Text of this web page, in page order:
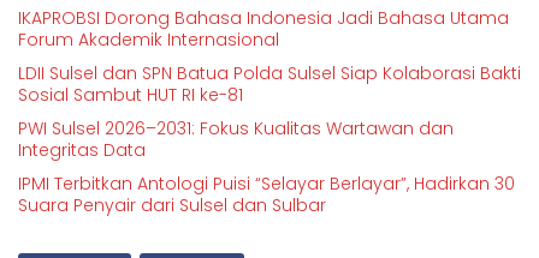
IKAPROBSI Dorong Bahasa Indonesia Jadi Bahasa Utama
Forum Akademik Internasional
LDII Sulsel dan SPN Batua Polda Sulsel Siap Kolaborasi Bakti
Sosial Sambut HUT RI ke-81
PWI Sulsel 2026–2031: Fokus Kualitas Wartawan dan
Integritas Data
IPMI Terbitkan Antologi Puisi “Selayar Berlayar”, Hadirkan 30
Suara Penyair dari Sulsel dan Sulbar